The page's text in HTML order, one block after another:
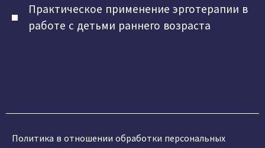
Практическое применение эрготерапии в
работе с детьми раннего возраста
Политика в отношении обработки персональных